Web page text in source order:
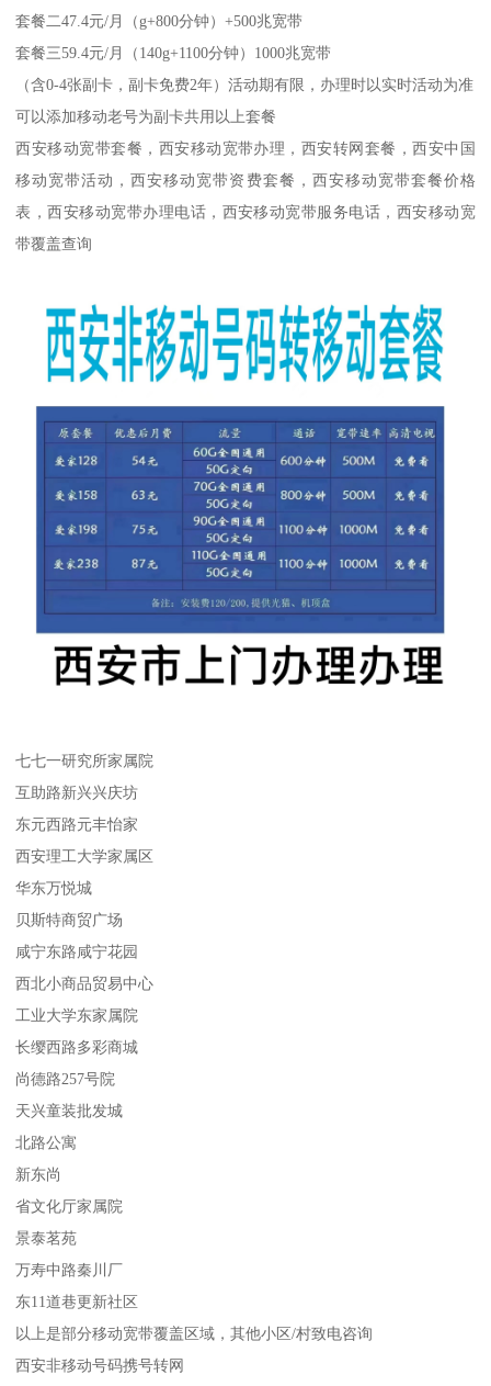
套餐二47.4元/月（g+800分钟）+500兆宽带
套餐三59.4元/月（140g+1100分钟）1000兆宽带
（含0-4张副卡，副卡免费2年）活动期有限，办理时以实时活动为准
可以添加移动老号为副卡共用以上套餐
西安移动宽带套餐，西安移动宽带办理，西安转网套餐，西安中国
移动宽带活动，西安移动宽带资费套餐，西安移动宽带套餐价格
表，西安移动宽带办理电话，西安移动宽带服务电话，西安移动宽
带覆盖查询
七七一研究所家属院
互助路新兴兴庆坊
东元西路元丰怡家
西安理工大学家属区
华东万悦城
贝斯特商贸广场
咸宁东路咸宁花园
西北小商品贸易中心
工业大学东家属院
长缨西路多彩商城
尚德路257号院
天兴童装批发城
北路公寓
新东尚
省文化厅家属院
景泰茗苑
万寿中路秦川厂
东11道巷更新社区
以上是部分移动宽带覆盖区域，其他小区/村致电咨询
西安非移动号码携号转网